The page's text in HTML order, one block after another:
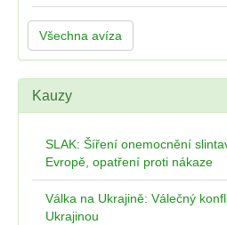
Všechna avíza
Kauzy
SLAK: Šíření onemocnění
Evropě, opatření proti nákaze
Válka na Ukrajině: Válečný
Ukrajinou